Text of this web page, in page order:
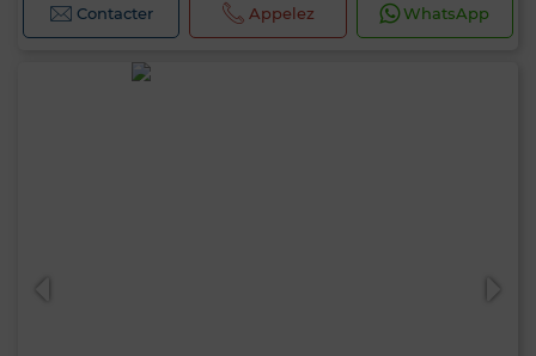
Contacter Appelez WhatsApp